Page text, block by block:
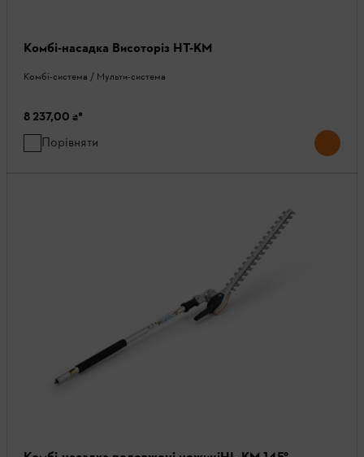
Комбі-насадка Висоторіз HT-KM
Комбі-система / Мульти-система
8 237,00 ₴*
Порівняти